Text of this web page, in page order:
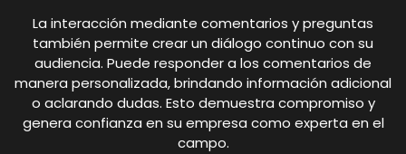
La interacción mediante comentarios y preguntas
también permite crear un diálogo continuo con su
audiencia. Puede responder a los comentarios de
manera personalizada, brindando información adicional
o aclarando dudas. Esto demuestra compromiso y
genera confianza en su empresa como experta en el
campo.